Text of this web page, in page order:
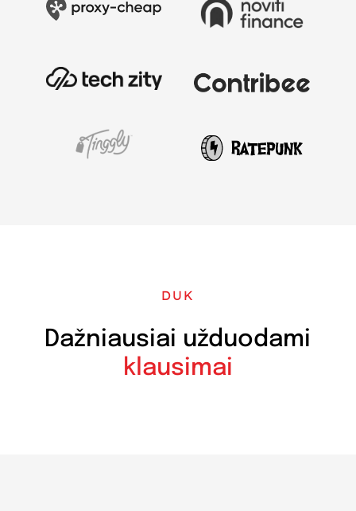
DUK
Dažniausiai užduodami
klausimai